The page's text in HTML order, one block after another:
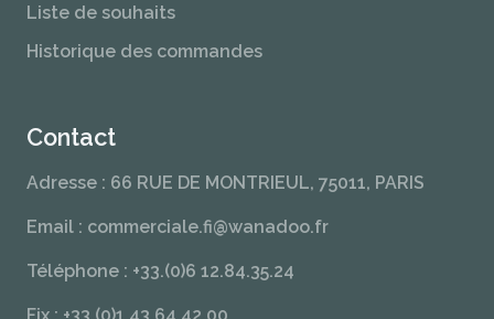
Liste de souhaits
Historique des commandes
Contact
Adresse : 66 RUE DE MONTRIEUL, 75011, PARIS
Email : commerciale.fi@wanadoo.fr
Téléphone : +33.(0)6 12.84.35.24